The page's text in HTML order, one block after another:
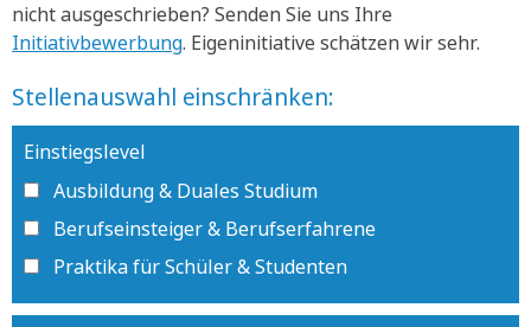
nicht ausgeschrieben? Senden Sie uns Ihre
Initiativbewerbung. Eigeninitiative schätzen wir sehr.
Stellenauswahl einschränken:
Einstiegslevel
Ausbildung & Duales Studium
Berufseinsteiger & Berufserfahrene
Praktika für Schüler & Studenten